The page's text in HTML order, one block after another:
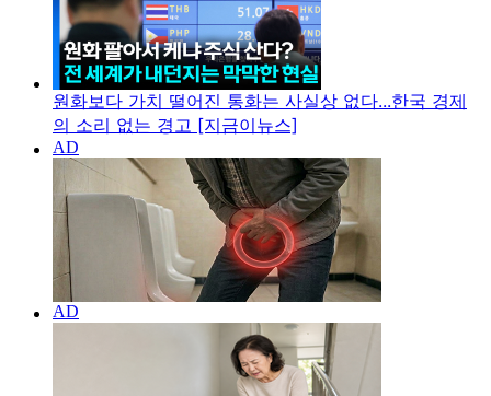
원화보다 가치 떨어진 통화는 사실상 없다...한국 경제
의 소리 없는 경고 [지금이뉴스]